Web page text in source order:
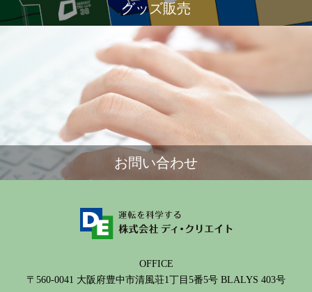
グッズ販売
お問い合わせ
OFFICE
〒560-0041 大阪府豊中市清風荘1丁目5番5号 BLALYS 403号